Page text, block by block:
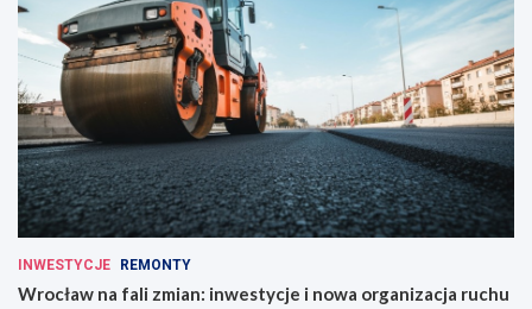
INWESTYCJE REMONTY
Wrocław na fali zmian: inwestycje i nowa organizacja ruchu